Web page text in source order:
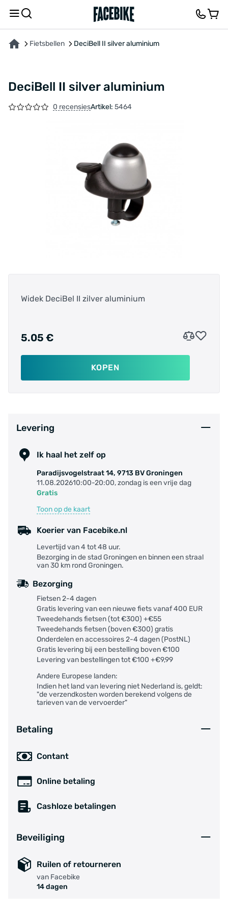
Fietsbellen DeciBell II silver aluminium
DeciBell II silver aluminium
0 recensiesArtikel: 5464
Widek DeciBel II zilver aluminium
5.05 €
KOPEN
Levering
Ik haal het zelf op
Paradijsvogelstraat 14, 9713 BV Groningen
11.08.202610:00-20:00, zondag is een vrije dag
Gratis
Toon op de kaart
Koerier van Facebike.nl
Levertijd van 4 tot 48 uur.
Bezorging in de stad Groningen en binnen een straal
van 30 km rond Groningen.
Bezorging
Fietsen 2-4 dagen
Gratis levering van een nieuwe fiets vanaf 400 EUR
Tweedehands fietsen (tot €300) +€55
Tweedehands fietsen (boven €300) gratis
Onderdelen en accessoires 2-4 dagen (PostNL)
Gratis levering bij een bestelling boven €100
Levering van bestellingen tot €100 +€9,99
Andere Europese landen:
Indien het land van levering niet Nederland is, geldt:
"de verzendkosten worden berekend volgens de
tarieven van de vervoerder"
Betaling
Contant
Online betaling
Cashloze betalingen
Beveiliging
Ruilen of retourneren
van Facebike
14 dagen
OVER HET PRODUCT FEEDBACK EN VRAGEN